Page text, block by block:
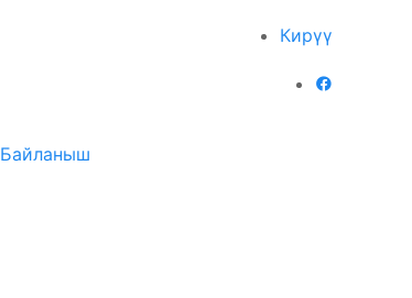
Кирүү
Байланыш